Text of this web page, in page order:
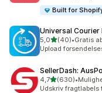
Built for
Universal Courier
5,0ud af 5 stjerner
(40)
40 anmeldelser i
•Gratis
Upload
SellerDash:
4,7ud af 5 stjerner
(630)
630 anmeldelser i
•
Udskriv fragtlabels